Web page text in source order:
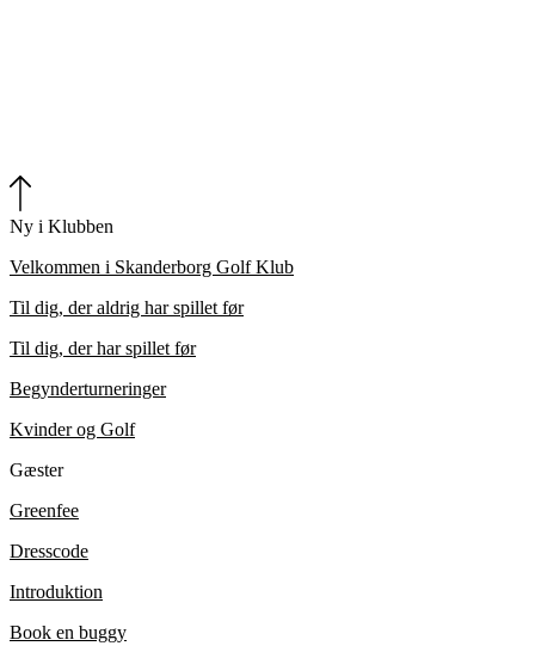
Ny i Klubben
Velkommen i Skanderborg Golf Klub
Til dig, der aldrig har spillet før
Til dig, der har spillet før
Begynderturneringer
Kvinder og Golf
Gæster
Greenfee
Dresscode
Introduktion
Book en buggy